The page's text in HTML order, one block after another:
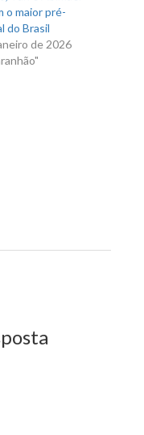
o maior pré-
do Brasil
de 2026